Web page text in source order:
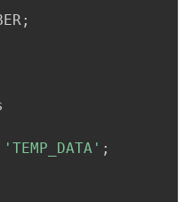
;
'TEMP_DATA' ;